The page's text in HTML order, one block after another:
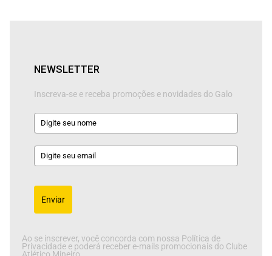
NEWSLETTER
Inscreva-se e receba promoções e novidades do Galo
Enviar
Ao se inscrever, você concorda com nossa Política de
Privacidade e poderá receber e-mails promocionais do Clube